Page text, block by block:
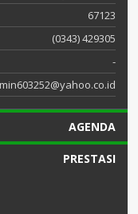
67123
(0343) 429305
-
min603252@yahoo.co.id
AGENDA
PRESTASI